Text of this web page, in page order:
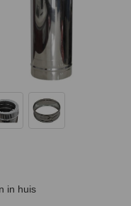
in huis